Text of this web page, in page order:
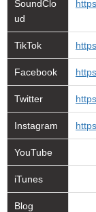
SoundClo
ud
TikTok
Facebook
Twitter
Instagram
YouTube
iTunes
Blog